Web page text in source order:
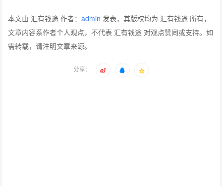
本文由 汇有钱途 作者：admin 发表，其版权均为 汇有钱途 所有，
文章内容系作者个人观点，不代表 汇有钱途 对观点赞同或支持。如
需转载，请注明文章来源。
分享：